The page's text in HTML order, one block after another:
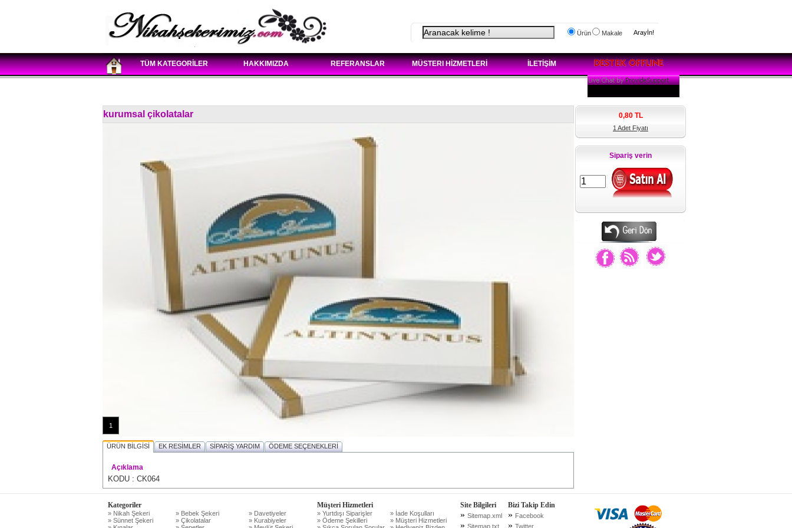
Ürün Makale Arayİn!
TÜM KATEGORİLER HAKKIMIZDA REFERANSLAR MÜSTERI HİZMETLERİ İLETİŞİM
kurumsal çikolatalar
1
ÜRÜN BİLGİSİ EK RESİMLER SİPARİŞ YARDIM ÖDEME SEÇENEKLERİ
Açıklama
KODU : CK064
0,80TL
1 Adet Fiyatı
Sipariş verin
Kategoriler
» Nikah Şekeri » Bebek Şekeri
» Davetiyeler
» Sünnet Şekeri
» Çikolatalar
» Kurabiyeler
Müşteri Hizmetleri
» Yurtdışı Siparişler
» İade Koşulları
» Ödeme Şekilleri
» Müşteri Hizmetleri
Site Bilgileri
» Sitemap.xml
» Sitemap.txt
Bizi Takip Edin
» Facebook
» Twitter